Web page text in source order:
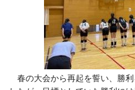
春の大会から再起を誓い、勝